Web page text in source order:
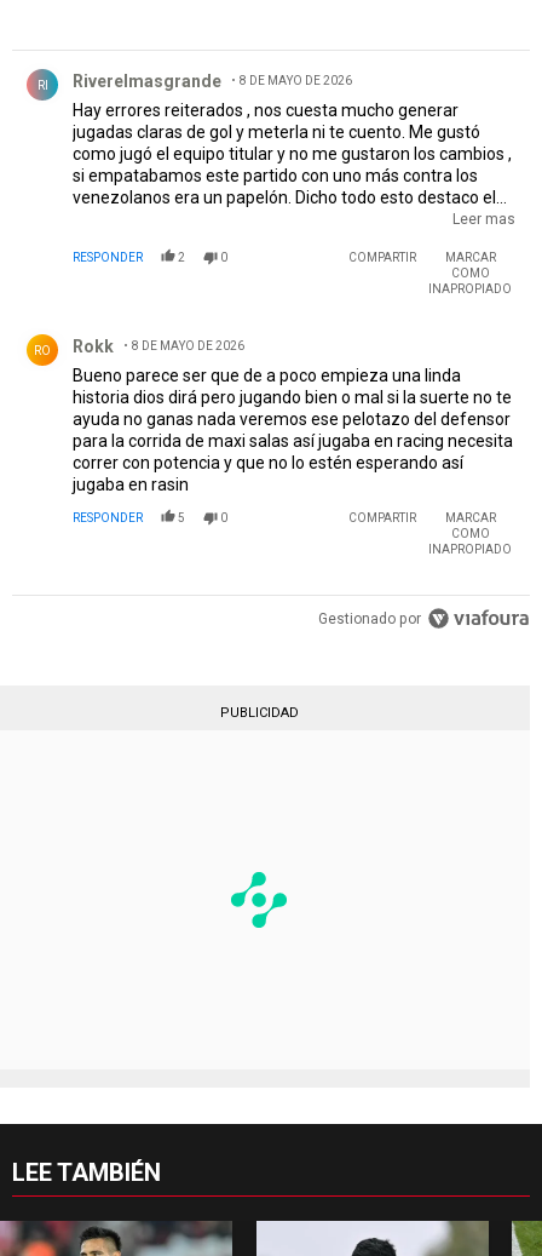
RI Riverelmasgrande 8 DE MAYO DE 2026
Hay errores reiterados , nos cuesta mucho generar
jugadas claras de gol y meterla ni te cuento. Me gustó
como jugó el equipo titular y no me gustaron los cambios ,
si empatabamos este partido con uno más contra los
venezolanos era un papelón. Dicho todo esto destaco el
lugar que le está dando a los pibes y que es el segundo
copa y de visitante . Sigo bancando al Chacho, además
tiene algo de suerte que siempre es necesaria para lograr
ojalá vuelva a ser el de Rating. Que bien nos viene ganar
un partido así justo antes de jugar con los cuervos . Vamos
millo de mí vida !
Leer mas
RESPONDER 2 0 COMPARTIR
MARCAR
COMO
INAPROPIADO
RO Rokk 8 DE MAYO DE 2026
Bueno parece ser que de a poco empieza una linda
historia dios dirá pero jugando bien o mal si la suerte no te
ayuda no ganas nada veremos ese pelotazo del defensor
para la corrida de maxi salas así jugaba en racing necesita
correr con potencia y que no lo estén esperando así
jugaba en rasin
RESPONDER 5 0 COMPARTIR
MARCAR
COMO
INAPROPIADO
Gestionado por
PUBLICIDAD
LEE TAMBIÉN